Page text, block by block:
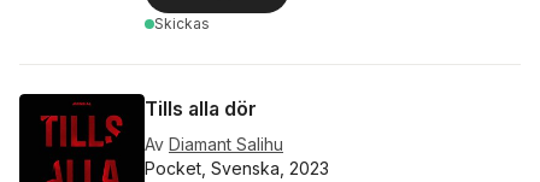
Skickas
Tills alla dör
Av Diamant Salihu
Pocket, Svenska, 2023